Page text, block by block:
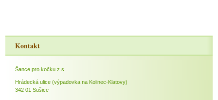
Kontakt
Šance pro kočku z.s.
Hrádecká ulice (výpadovka na Kolinec-Klatovy)
342 01 Sušice